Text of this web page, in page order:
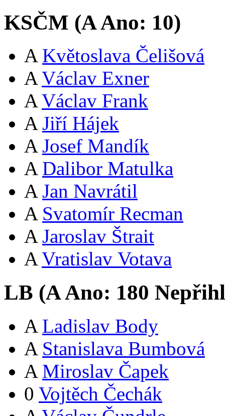
KSČM (AAno: 10)
A Květoslava Čelišová
A Václav Exner
A Václav Frank
A Jiří Hájek
A Josef Mandík
A Dalibor Matulka
A Jan Navrátil
A Svatomír Recman
A Jaroslav Štrait
A Vratislav Votava
LB (AAno: 180
A Ladislav Body
A Stanislava Bumbová
A Miroslav Čapek
0 Vojtěch Čechák